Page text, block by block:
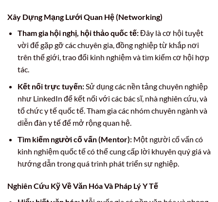
Xây Dựng Mạng Lưới Quan Hệ (Networking)
Tham gia hội nghị, hội thảo quốc tế:Đây là cơ hội tuyệt
vời để gặp gỡ các chuyên gia, đồng nghiệp từ khắp nơi
trên thế giới, trao đổi kinh nghiệm và tìm kiếm cơ hội hợp
tác.
Kết nối trực tuyến:Sử dụng các nền tảng chuyên nghiệp
như LinkedIn để kết nối với các bác sĩ, nhà nghiên cứu, và
tổ chức y tế quốc tế. Tham gia các nhóm chuyên ngành và
diễn đàn y tế để mở rộng quan hệ.
Tìm kiếm người cố vấn (Mentor):Một người cố vấn có
kinh nghiệm quốc tế có thể cung cấp lời khuyên quý giá và
hướng dẫn trong quá trình phát triển sự nghiệp.
Nghiên Cứu Kỹ Về Văn Hóa Và Pháp Lý Y Tế